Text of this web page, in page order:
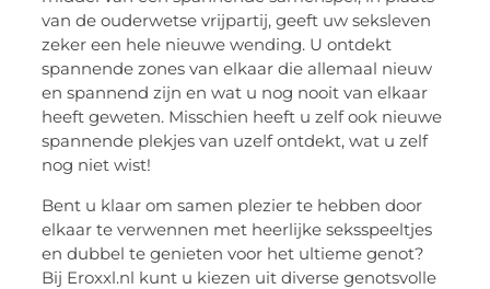
van de ouderwetse vrijpartij, geeft uw seksleven
zeker een hele nieuwe wending. U ontdekt
spannende zones van elkaar die allemaal nieuw
en spannend zijn en wat u nog nooit van elkaar
heeft geweten. Misschien heeft u zelf ook nieuwe
spannende plekjes van uzelf ontdekt, wat u zelf
nog niet wist!
Bent u klaar om samen plezier te hebben door
elkaar te verwennen met heerlijke seksspeeltjes
en dubbel te genieten voor het ultieme genot?
Bij Eroxxl.nl kunt u kiezen uit diverse genotsvolle